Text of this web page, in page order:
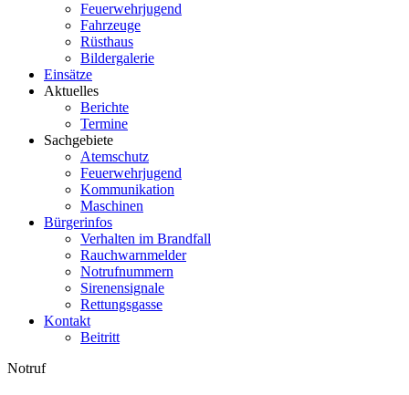
Feuerwehrjugend
Fahrzeuge
Rüsthaus
Bildergalerie
Einsätze
Aktuelles
Berichte
Termine
Sachgebiete
Atemschutz
Feuerwehrjugend
Kommunikation
Maschinen
Bürgerinfos
Verhalten im Brandfall
Rauchwarnmelder
Notrufnummern
Sirenensignale
Rettungsgasse
Kontakt
Beitritt
Notruf